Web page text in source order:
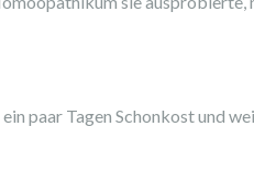
paar Tagen Schonkost und